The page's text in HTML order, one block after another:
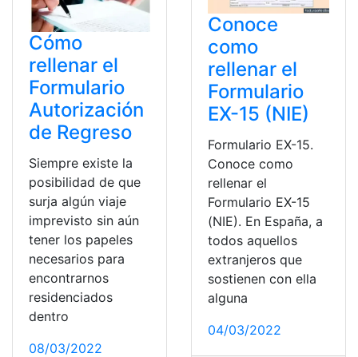
Cómo
rellenar el
Formulario
Autorización
de Regreso
Siempre existe la
posibilidad de que
surja algún viaje
imprevisto sin aún
tener los papeles
necesarios para
encontrarnos
residenciados
dentro
08/03/2022
Conoce
como
rellenar el
Formulario
EX-15 (NIE)
Formulario EX-15.
Conoce como
rellenar el
Formulario EX-15
(NIE). En España, a
todos aquellos
extranjeros que
sostienen con ella
alguna
04/03/2022